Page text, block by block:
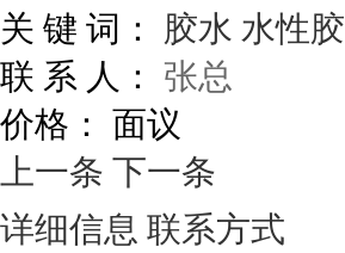
关 键 词：
胶水 水性胶
联 系 人：
张总
价格： 面议
上一条 下一条
详细信息 联系方式